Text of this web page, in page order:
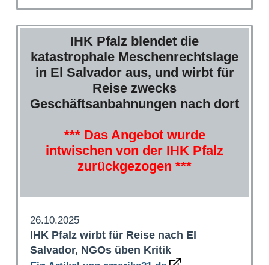
IHK Pfalz blendet die
katastrophale Meschenrechtslage
in El Salvador aus, und wirbt für
Reise zwecks
Geschäftsanbahnungen nach dort
*** Das Angebot wurde
intwischen von der IHK Pfalz
zurückgezogen ***
26.10.2025
IHK Pfalz wirbt für Reise nach El
Salvador, NGOs üben Kritik